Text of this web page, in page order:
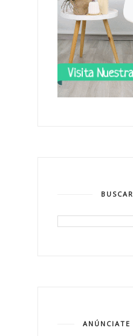
ANÚNCIATE